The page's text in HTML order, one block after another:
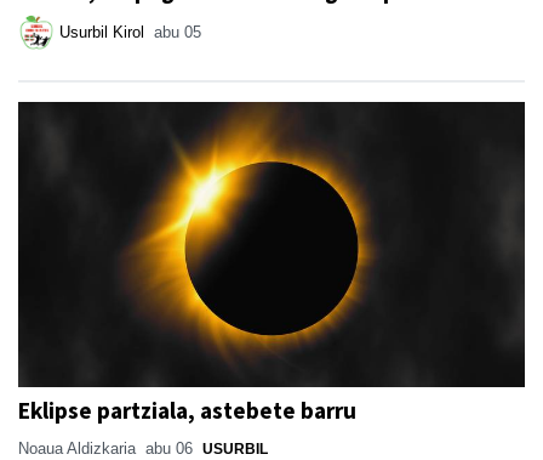
Usurbil Kirol abu 05
Eklipse partziala, astebete barru
Noaua Aldizkaria abu 06 USURBIL